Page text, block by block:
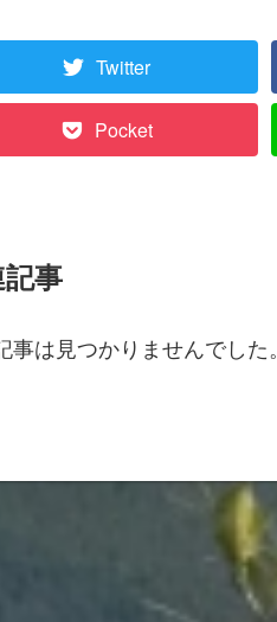
Twitter
Pocket
事
事は見つかりませんでした。